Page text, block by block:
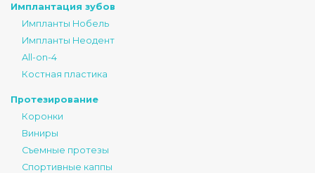
Имплантация зубов
Импланты Нобель
Импланты Неодент
All-on-4
Костная пластика
Протезирование
Коронки
Виниры
Съемные протезы
Спортивные каппы